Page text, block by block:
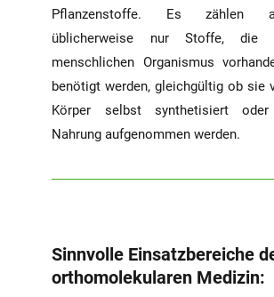
Pflanzenstoffe. Es zählen
üblicherweise nur Stoffe, die
menschlichen Organismus
benötigt werden, gleichgültig ob sie
Körper selbst synthetisiert
Nahrung aufgenommen werden.
Sinnvolle Einsatzbereiche
orthomolekularen Medizin: